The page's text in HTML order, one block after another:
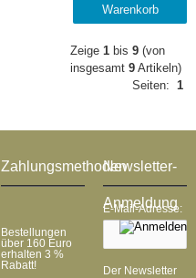
September
Warenkorb
Zeige 1 bis 9 (von
insgesamt 9 Artikeln)
Seiten: 1
Zahlungsmethoden
Bestellungen
über 160 Euro
erhalten 3 %
Rabatt!
Newsletter-
Anmeldung
E-Mail-Adresse:
Der Newsletter